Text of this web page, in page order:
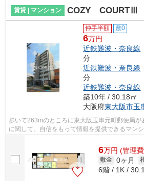
賃貸 | マンション COZY COURTⅢ（コージーコートス
仲手半額 敷0
6万円
近鉄難波・奈良線
分
近鉄難波・奈良線
分
近鉄難波・奈良線
築10年 / 30.18㎡
大阪府東大阪市玉
歩いて263mのところに東大阪玉串元町郵便局が
に関して、自信をもって情報を提供できるマン
6万円 (管理
敷金 0ヶ月
6階 / 1K /